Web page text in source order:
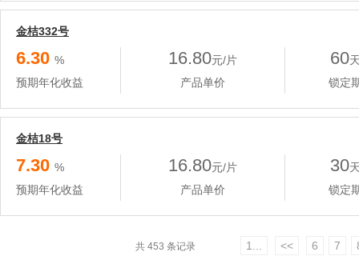
金桔332号
6.30 %
预期年化收益
16.80元/片
产品单价
60
锁定
金桔18号
7.30 %
预期年化收益
16.80元/片
产品单价
30
锁定
共 453 条记录 1... << 6 7